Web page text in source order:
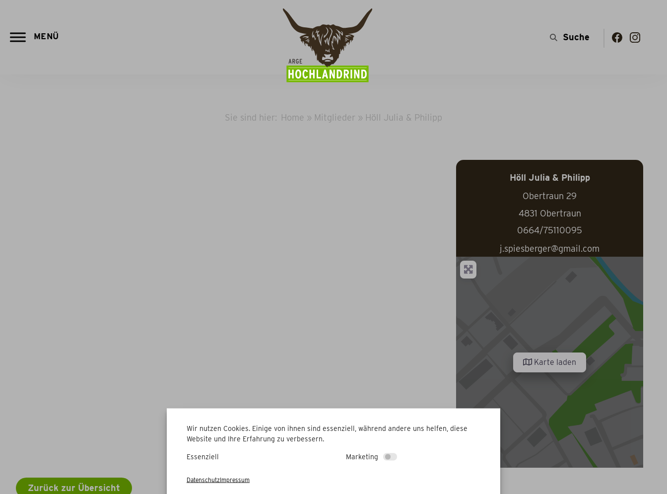
Wir nutzen Cookies. Einige von ihnen sind essenziell, während andere uns helfen, diese
Website und Ihre Erfahrung zu verbessern.
Essenziell Marketing
DatenschutzImpressum
Sie sind hier: Home » Mitglieder » Höll Julia & Philipp
Höll Julia & Philipp
Obertraun 29
4831 Obertraun
0664/75110095
j.spiesberger@gmail.com
Karte laden
Zurück zur Übersicht